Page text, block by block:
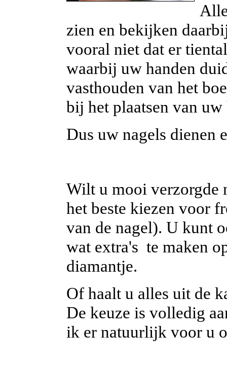
zien en bekijken
vooral niet dat er
waarbij uw handen
vasthouden van het
bij het plaatsen van
Dus uw nagels dienen
Wilt u mooi verzorgde
het beste kiezen voor
van de nagel). U kunt
wat extra's te maken
diamantje.
Of haalt u alles uit de
De keuze is volledig
ik er natuurlijk voor u